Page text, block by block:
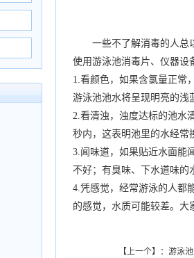
一些不了解消毒的人总以
使用游泳池消毒片、仪器设
1.看颜色，如果含氯量正常
游泳池池水将呈现明亮的浅
2.看清浊，浊度达标的池水
秒内，这表明池里的水经常
3.闻味道，如果贴近水面能
不好；有臭味、下水道味的
4.凭感觉，经常游泳的人都
的感觉，水质可能较差。大
【上一个】： 游泳